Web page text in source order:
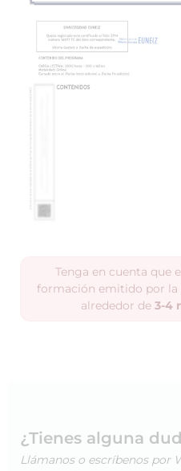
Tenga en cuenta que
formación emitido por la
alrededor de 3-4
¿Tienes alguna
Llámanos o escríbenos por